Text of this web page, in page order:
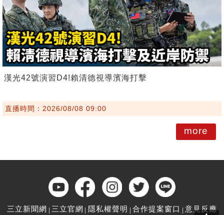
漢光42號演習D4!賴清德視導濱海打擊
直播時間：2026/08/08 09:00
more
三立新聞網 三立官網 隱私權聲明 合作提案窗口 意見反應